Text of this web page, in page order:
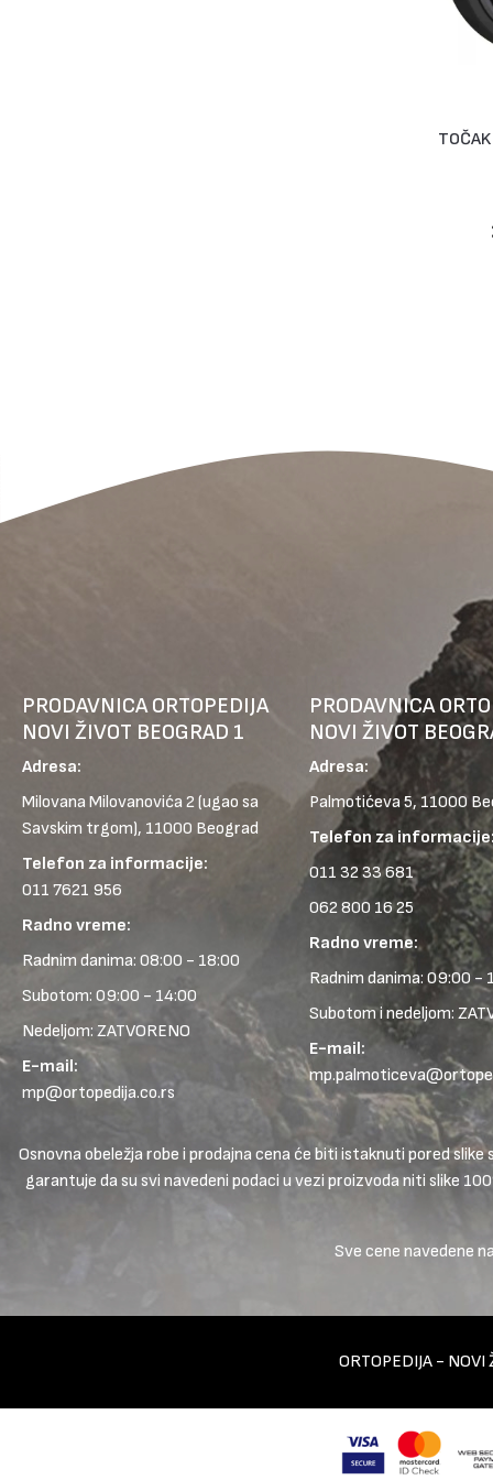
PRODAVNICA ORTOPEDIJA
NOVI ŽIVOT BEOGRAD 1
Adresa:
Milovana Milovanovića 2 (ugao sa
Savskim trgom), 11000 Beograd
Telefon za informacije:
011 7621 956
Radno vreme:
Radnim danima: 08:00 - 18:00
Subotom: 09:00 - 14:00
Nedeljom: ZATVORENO
E-mail:
mp@ortopedija.co.rs
PRODAVNICA
NOVI ŽIVOT
Adresa:
Palmotićeva 5, 11000
Telefon za
011 32 33 681
062 800 16 25
Radno vreme:
Radnim danima: 09:00 -
Subotom i nedeljom:
E-mail:
Osnovna obeležja robe i prodajna cena će biti istaknuti pored
garantuje da su svi navedeni podaci u vezi proizvoda niti slike
Sve cene navedene
ORTOPEDIJA -